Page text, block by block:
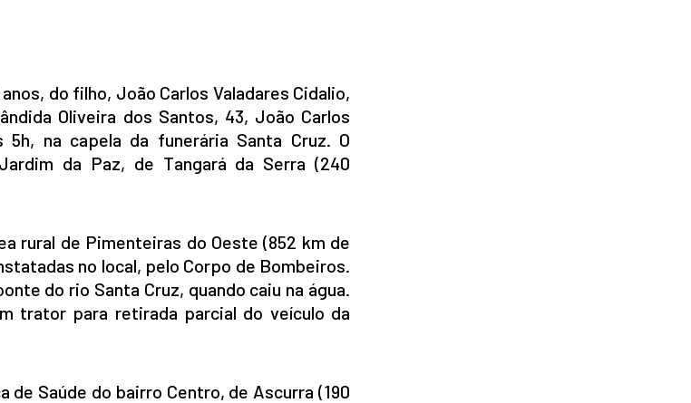
do filho, João Carlos Valadares Cidalio,
Oliveira dos Santos, 43, João Carlos
na capela da funerária Santa Cruz. O
da Paz, de Tangará da Serra (240
rural de Pimenteiras do Oeste (852 km de
no local, pelo Corpo de Bombeiros.
do rio Santa Cruz, quando caiu na água.
trator para retirada parcial do veículo da
de Saúde do bairro Centro, de Ascurra (190